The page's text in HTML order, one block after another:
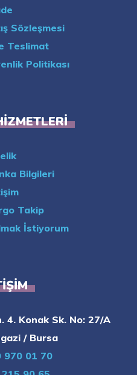
Sözleşmesi
Teslimat
Politikası
Bilgileri
Takip
İstiyorum
4. Konak Sk. No: 27/A
/ Bursa
970 01 70